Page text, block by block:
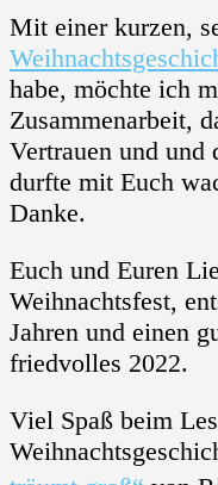
Mit einer kurzen,
habe, möchte ich
Zusammenarbeit,
Vertrauen und und
durfte mit Euch
Danke.
Euch und Euren
Weihnachtsfest,
Jahren und einen
friedvolles 2022.
Viel Spaß beim